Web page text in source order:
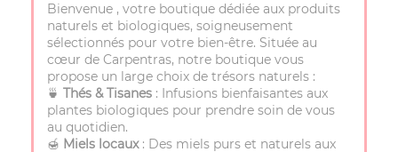
Bienvenue , votre boutique dédiée aux produits
naturels et biologiques, soigneusement
sélectionnés pour votre bien-être. Située au
cœur de Carpentras, notre boutique vous
propose un large choix de trésors naturels :
🍵 Thés & Tisanes : Infusions bienfaisantes aux
plantes biologiques pour prendre soin de vous
au quotidien.
🍯 Miels locaux: Des miels purs et naturels aux